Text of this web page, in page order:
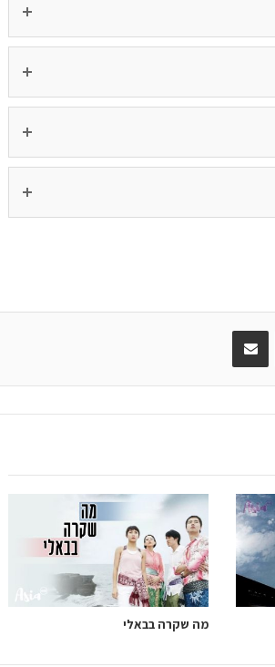
מה שקרה בבאלי